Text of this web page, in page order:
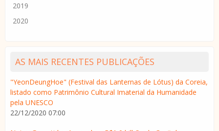
2019
2020
AS MAIS RECENTES PUBLICAÇÕES
"YeonDeungHoe" (Festival das Lanternas de Lótus) da Coreia,
listado como Patrimônio Cultural Imaterial da Humanidade
pela UNESCO
22/12/2020 07:00